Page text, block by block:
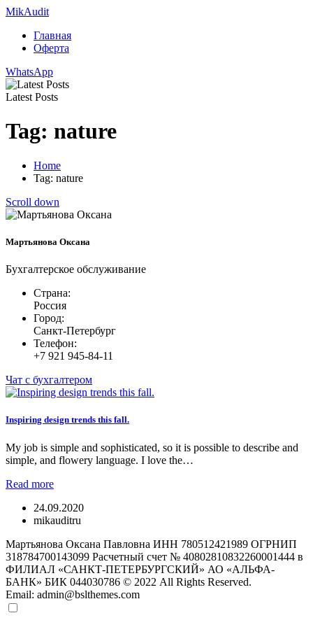
MikAudit
Главная
Оферта
WhatsApp
Latest Posts
Tag: nature
Home
Tag: nature
Scroll down
Мартьянова Оксана
Бухгалтерское обслуживание
Страна:
Россия
Город:
Санкт-Петербург
Телефон:
+7 921 945-84-11
Чат с бухгалтером
Inspiring design trends this fall.
My job is simple and sophisticated, so it is possible to describe and
simple, and flowery language. I love the…
Read more
24.09.2020
mikauditru
Мартьянова Оксана Павловна ИНН 780512421989 ОГРНИП
318784700143099 Расчетный счет № 40802810832260001444 в
ФИЛИАЛ «САНКТ-ПЕТЕРБУРГСКИЙ» АО «АЛЬФА-
БАНК» БИК 044030786 © 2022 All Rights Reserved.
Email: admin@bslthemes.com